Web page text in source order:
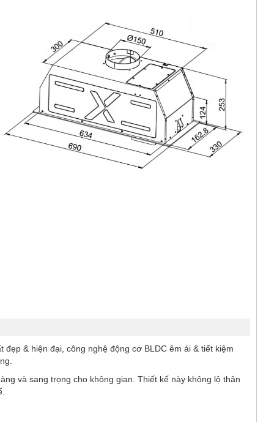
& hiện đại, công nghệ động cơ BLDC êm ái & tiết kiệm
và sang trọng cho không gian. Thiết kế này không lộ thân